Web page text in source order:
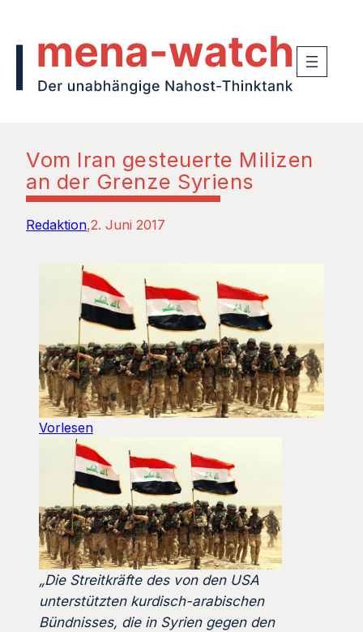
Vom Iran gesteuerte Milizen
an der Grenze Syriens
Redaktion 2. Juni 2017
Vorlesen
„Die Streitkräfte des von den USA
unterstützten kurdisch-arabischen
Bündnisses, die in Syrien gegen den